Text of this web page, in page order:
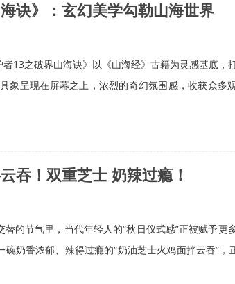
诀》：玄幻美学勾勒山海世界
13之破界山海诀》以《山海经》古籍为灵感基底，
象呈现在屏幕之上，浓烈的奇幻氛围感，收获众多
吞！双重芝士 奶辣过瘾！
的节气里，当代年轻人的“秋日仪式感”正被赋予更
奶香浓郁、辣得过瘾的“奶油芝士火鸡面拌云吞”，